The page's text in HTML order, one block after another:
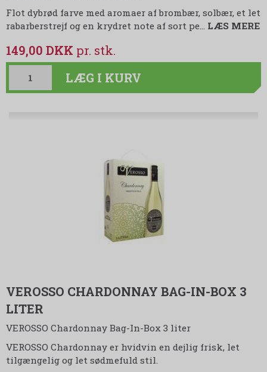
Flot dybrød farve med aromaer af brombær, solbær, et let
rabarberstrejf og en krydret note af sort pe
LÆS MERE
149,00 DKK
LÆG I KURV
VEROSSO CHARDONNAY BAG-IN-BOX 3
LITER
VEROSSO Chardonnay Bag-In-Box 3 liter
VEROSSO Chardonnay er hvidvin en dejlig frisk, let
tilgængelig og let sødmefuld stil.